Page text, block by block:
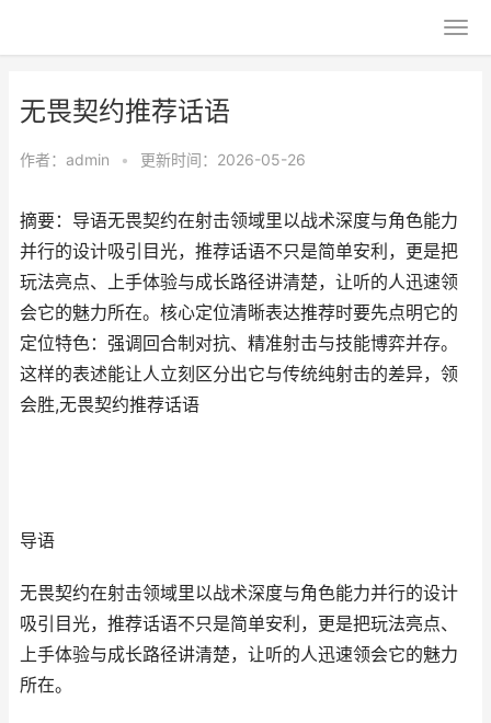
无畏契约推荐话语
作者： admin • 更新时间：2026-05-26
摘要：导语无畏契约在射击领域里以战术深度与角色能力
并行的设计吸引目光，推荐话语不只是简单安利，更是把
玩法亮点、上手体验与成长路径讲清楚，让听的人迅速领
会它的魅力所在。核心定位清晰表达推荐时要先点明它的
定位特色：强调回合制对抗、精准射击与技能博弈并存。
这样的表述能让人立刻区分出它与传统纯射击的差异，领
会胜,无畏契约推荐话语
导语
无畏契约在射击领域里以战术深度与角色能力并行的设计
吸引目光，推荐话语不只是简单安利，更是把玩法亮点、
上手体验与成长路径讲清楚，让听的人迅速领会它的魅力
所在。